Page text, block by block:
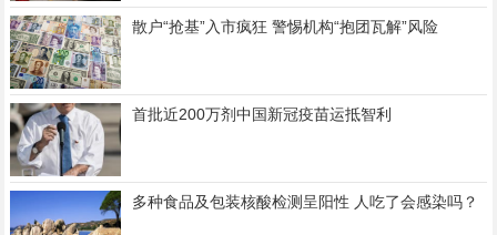
散户“抢基”入市疯狂 警惕机构“抱团瓦解”风险
首批近200万剂中国新冠疫苗运抵智利
多种食品及包装核酸检测呈阳性 人吃了会感染吗？